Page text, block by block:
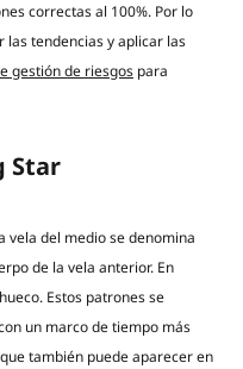
correctas al 100%. Por lo
tendencias y aplicar las
gestión de riesgos para
Star
vela del medio se denomina
de la vela anterior. En
Estos patrones se
un marco de tiempo más
también puede aparecer en